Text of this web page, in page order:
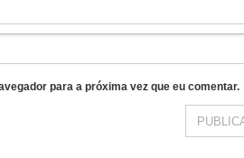
para a próxima vez que eu comentar.